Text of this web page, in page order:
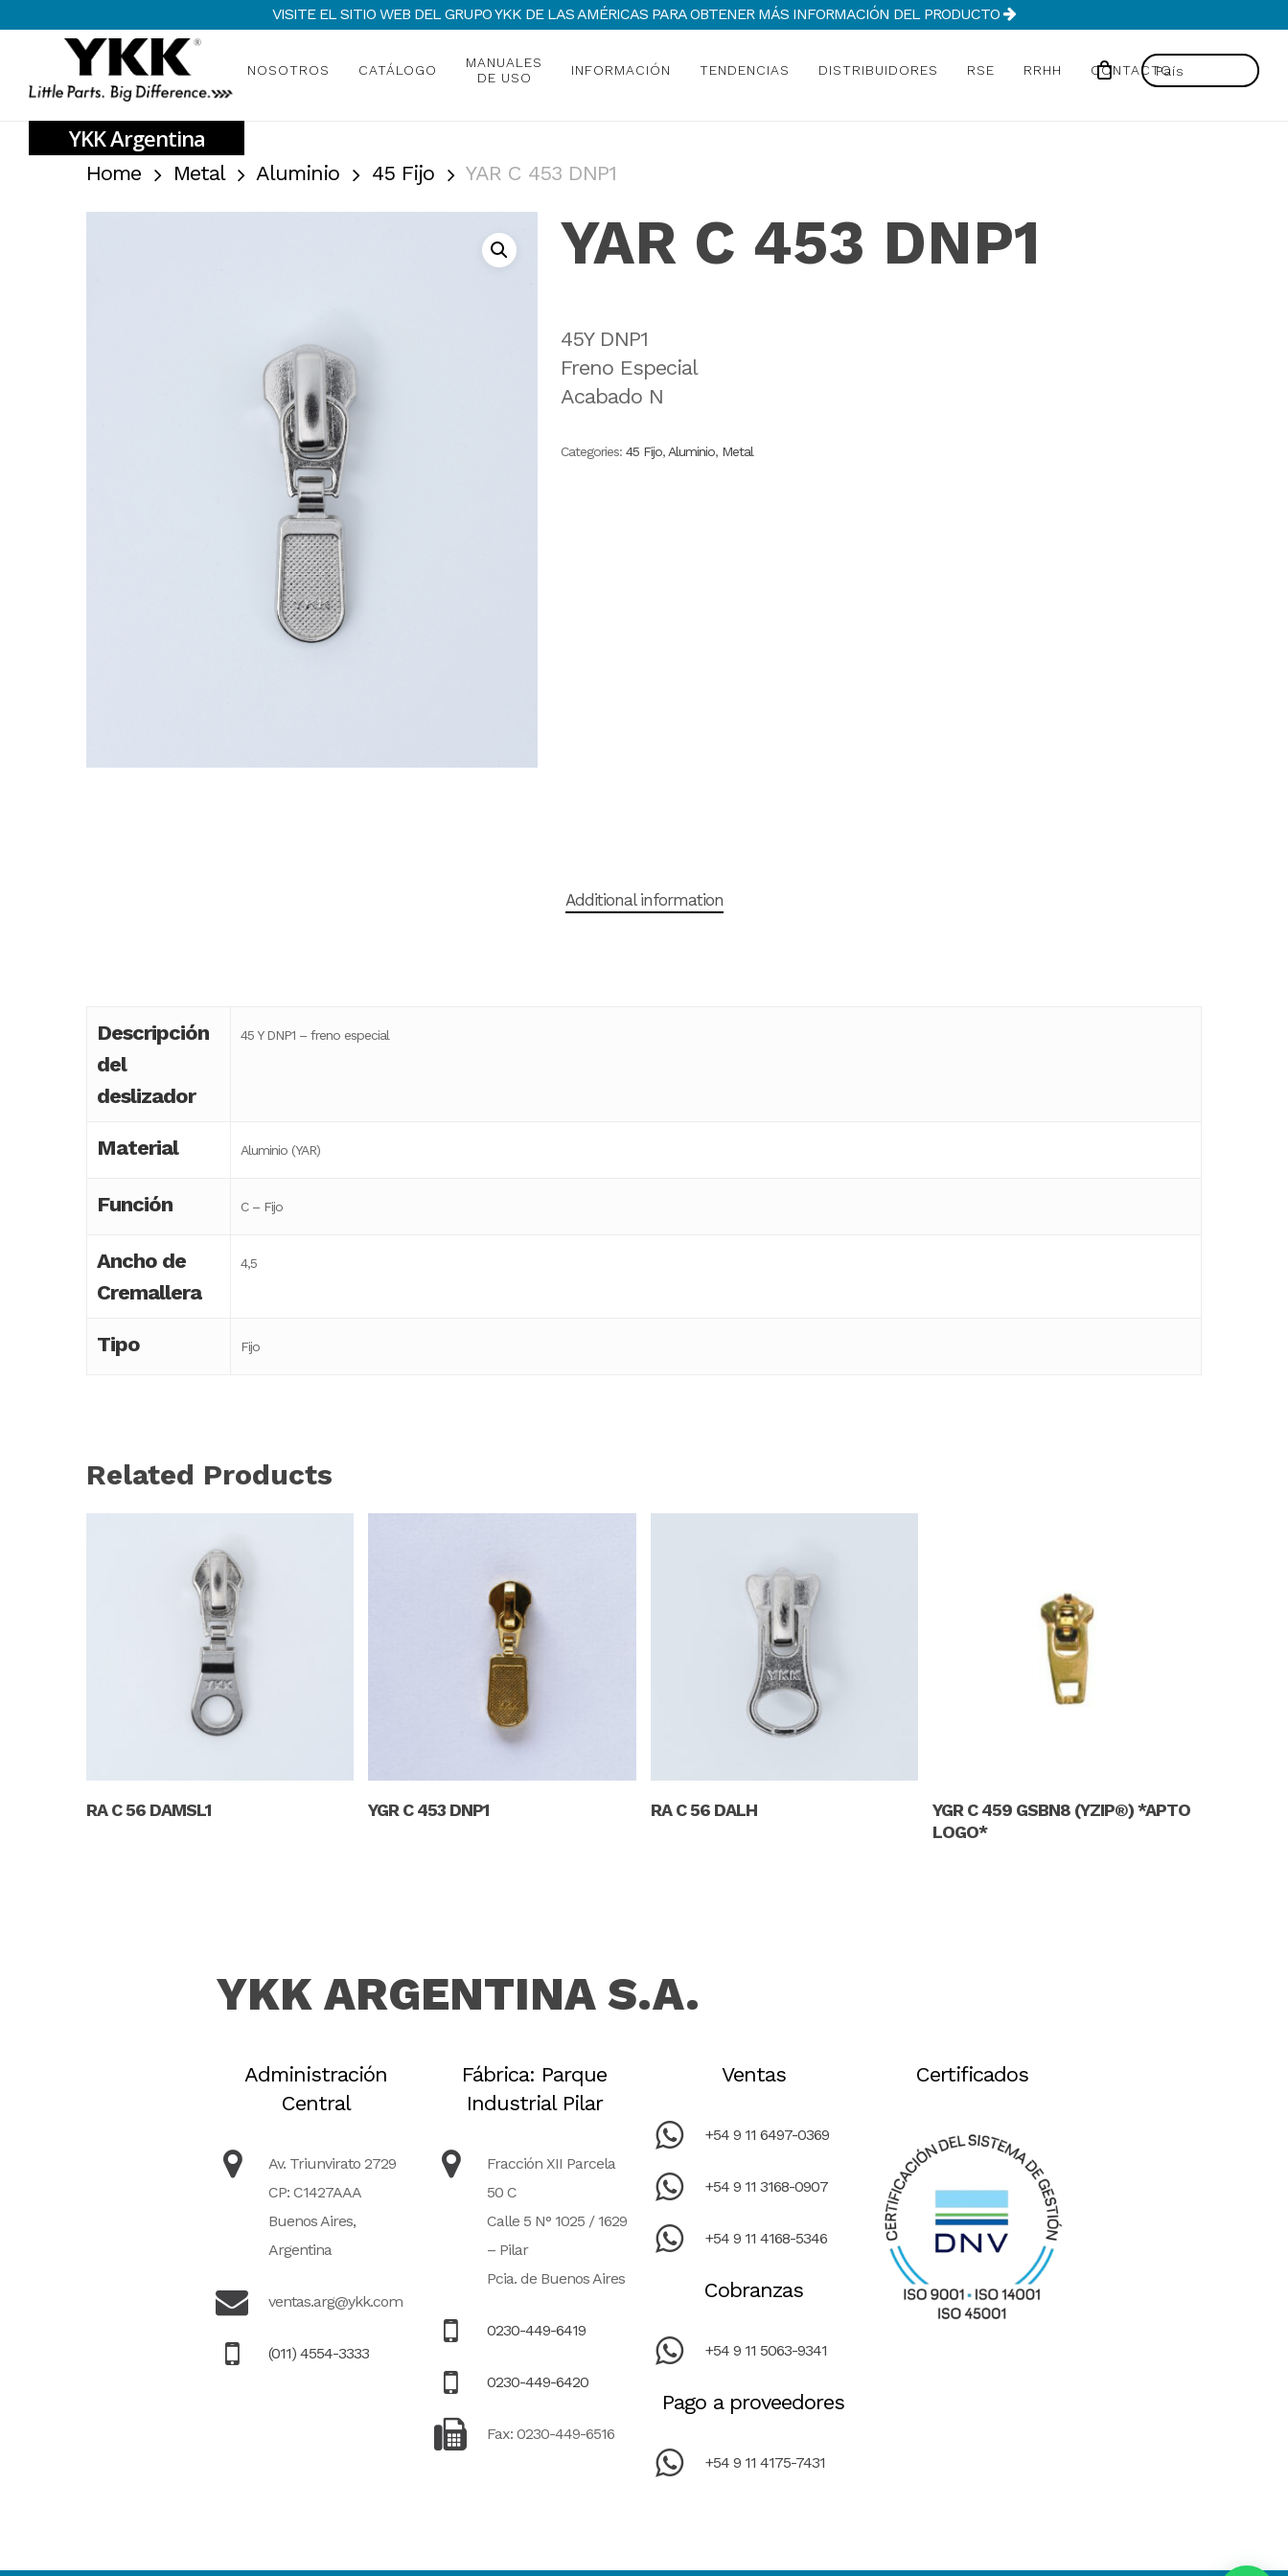
content
NOSOTROS CATÁLOGO
MANUALES
DE USO
INFORMACIÓN TENDENCIAS DISTRIBUIDORES RSE RRHH CONTACTO
VISITE EL SITIO WEB DEL GRUPO YKK DE LAS AMÉRICAS PARA OBTENER MÁS INFORMACIÓN DEL PRODUCTO
Home Metal Aluminio 45 Fijo YAR C 453 DNP1
YAR C 453 DNP1
45Y DNP1
Freno Especial
Acabado N
Categories: 45 Fijo, Aluminio, Metal
Additional information
Descripción
del
deslizador
45 Y DNP1 – freno especial
Material Aluminio (YAR)
Función C – Fijo
Ancho de
Cremallera
4,5
Tipo Fijo
Related Products
RA C 56 DAMSL1 YGR C 453 DNP1 RA C 56 DALH Read More
YGR C 459 GSBN8 (YZIP®) *APTO
LOGO*
YKK ARGENTINA S.A.
Administración
Central
Av. Triunvirato 2729
CP: C1427AAA
Buenos Aires,
Argentina
ventas.arg@ykk.com
(011) 4554-3333
Fábrica: Parque
Industrial Pilar
Fracción XII Parcela
50 C
Calle 5 N° 1025 / 1629
– Pilar
Pcia. de Buenos Aires
0230-449-6419
0230-449-6420
Fax: 0230-449-6516
Ventas
+54 9 11 6497-0369
+54 9 11 3168-0907
+54 9 11 4168-5346
Cobranzas
+54 9 11 5063-9341
Pago a proveedores
+54 9 11 4175-7431
Certificados